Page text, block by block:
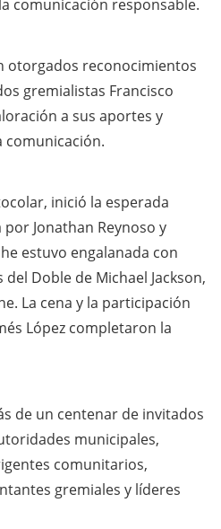
comunicación responsable.
otorgados reconocimientos
gremialistas Francisco
a sus aportes y
comunicación.
inició la esperada
Jonathan Reynoso y
estuvo engalanada con
Doble de Michael Jackson,
La cena y la participación
López completaron la
de un centenar de invitados
municipales,
comunitarios,
gremiales y líderes